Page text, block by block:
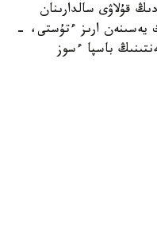
قۇلاۋى سالدارىنان
17 اۆتوكولىك يەسىنەن ارىز ءتۇستى، -
باسپا ءسوز